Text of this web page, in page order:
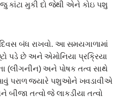
મુકી દો જેથી એને કોઇ પશુ
બંધ રાખવો. આ સમયગાળામાં
પડે છે અને એમોનિયા પ્રક્રિયા
(લીગનીન) અને પોષક તત્વ સાથે
પરાળ જયારે પશુઓને ખવડાવીએ
બીજા તત્વો જે લાકડીયા તત્વો